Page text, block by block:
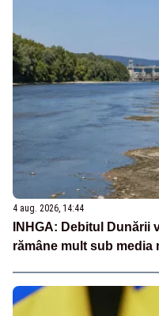
4 aug. 2026, 14:44
INHGA: Debitul Dunării
rămâne mult sub